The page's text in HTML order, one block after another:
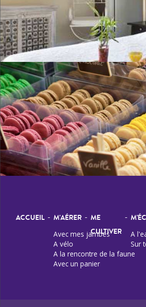
ACCUEIL - M'AÉRER
Avec mes jambes
A vélo
A la rencontre de la faune
Avec un panier
- ME
CULTIVER
-
A
Sur